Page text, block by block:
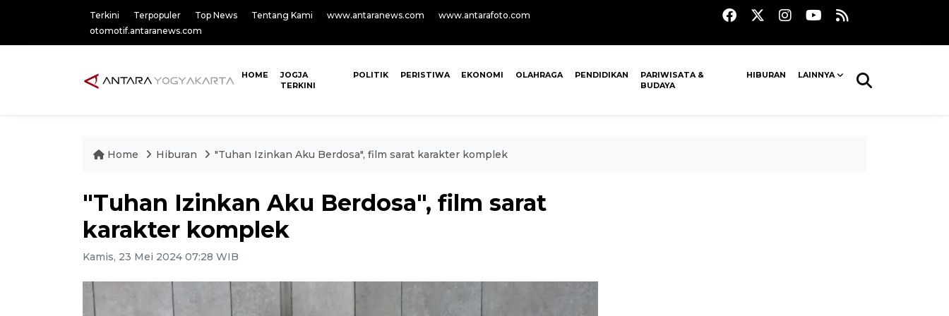
Terkini Terpopuler Top News Tentang Kami www.antaranews.com
www.antarafoto.com
otomotif.antaranews.com
HOME
JOGJA
TERKINI
POLITIK PERISTIWA EKONOMI OLAHRAGA PENDIDIKAN
PARIWISATA &
BUDAYA
HIBURAN LAINNYA
Home Hiburan "Tuhan Izinkan Aku Berdosa", film sarat karakter komplek
"Tuhan Izinkan Aku Berdosa", film sarat
karakter komplek
Kamis, 23 Mei 2024 07:28 WIB